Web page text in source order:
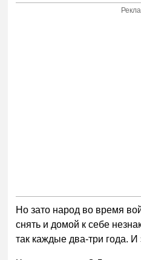
Но зато народ во время
снять и домой к себе
так каждые два-три года. И